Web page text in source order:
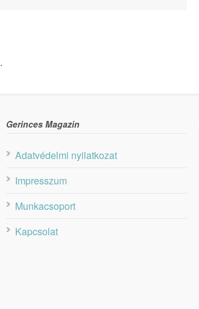
.
Gerinces Magazin
Adatvédelmi nyilatkozat
Impresszum
Munkacsoport
Kapcsolat